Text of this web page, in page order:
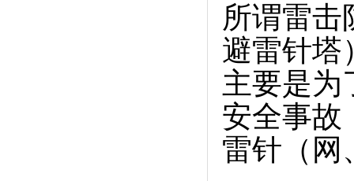
所谓雷击
避雷针塔
主要是为
安全事故
雷针（网